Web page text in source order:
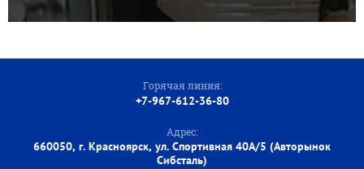
Горячая линия:
+7-967-612-36-80
Адрес:
660050, г. Красноярск, ул. Спортивная 40А/5 (Авторынок
Сибсталь)